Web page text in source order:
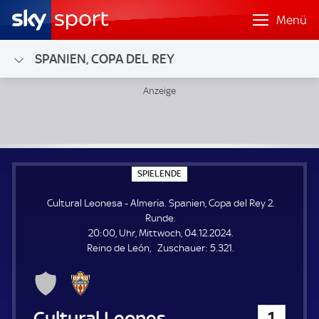
Menü
SPANIEN, COPA DEL REY
SPIELENDE
P
E
N
E
Cultural Leonesa - Almeria. Spanien, Copa del Rey 2.
Runde.
20:00, Uhr, Mittwoch, 04.12.2024.
Reino de León
Zuschauer: Z
5.321.